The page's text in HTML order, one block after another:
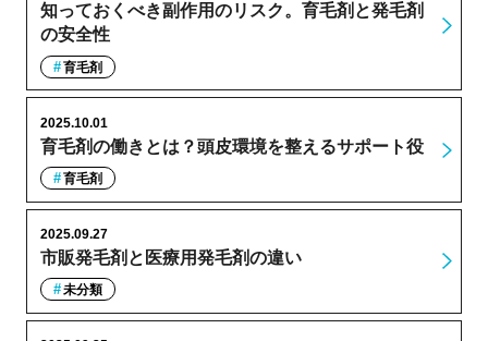
知っておくべき副作用のリスク。育毛剤と発毛剤
の安全性
育毛剤
育毛剤の働きとは？頭皮環境を整えるサポート役
2025.10.01
育毛剤
市販発毛剤と医療用発毛剤の違い
2025.09.27
未分類